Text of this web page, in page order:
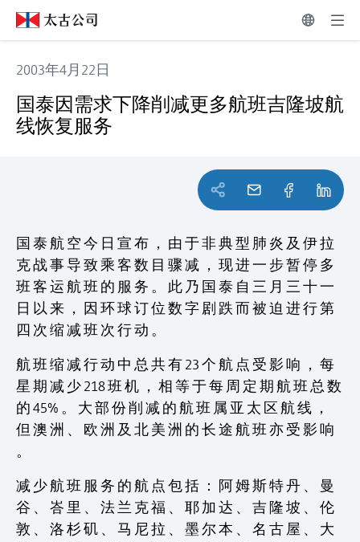
2003年4月22日
国泰因需求下降削减更多航班吉隆坡航
线恢复服务
国 泰 航 空 今 日 宣 布 ， 由 于 非 典 型 肺 炎 及 伊 拉
克 战 事 导 致 乘 客 数 目 骤 减 ， 现 进 一 步 暂 停 多
班 客 运 航 班 的 服 务 。 此 乃 国 泰 自 三 月 三 十 一
日 以 来 ， 因 环 球 订 位 数 字 剧 跌 而 被 迫 进 行 第
四 次 缩 减 班 次 行 动 。
航 班 缩 减 行 动 中 总 共 有 23 个 航 点 受 影 响 ， 每
星 期 减 少 218 班 机 ， 相 等 于 每 周 定 期 航 班 总 数
的 45% 。 大 部 份 削 减 的 航 班 属 亚 太 区 航 线 ，
但 澳 洲 、 欧 洲 及 北 美 洲 的 长 途 航 班 亦 受 影 响
。
减 少 航 班 服 务 的 航 点 包 括 ： 阿 姆 斯 特 丹 、 曼
谷 、 峇 里 、 法 兰 克 福 、 耶 加 达 、 吉 隆 坡 、 伦
敦 、 洛 杉 矶 、 马 尼 拉 、 墨 尔 本 、 名 古 屋 、 大